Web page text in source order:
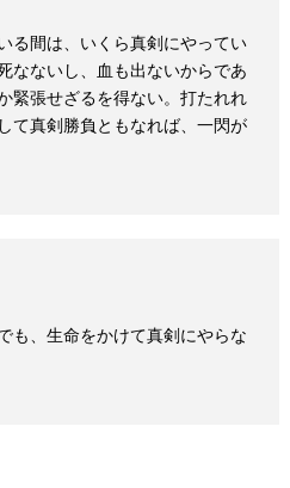
る間は、いくら真剣にやってい
なないし、血も出ないからであ
緊張せざるを得ない。打たれれ
て真剣勝負ともなれば、一閃が
も、生命をかけて真剣にやらな